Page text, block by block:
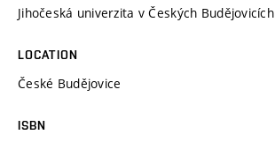
Jihočeská univerzita v Českých Budějovicích
LOCATION
České Budějovice
ISBN